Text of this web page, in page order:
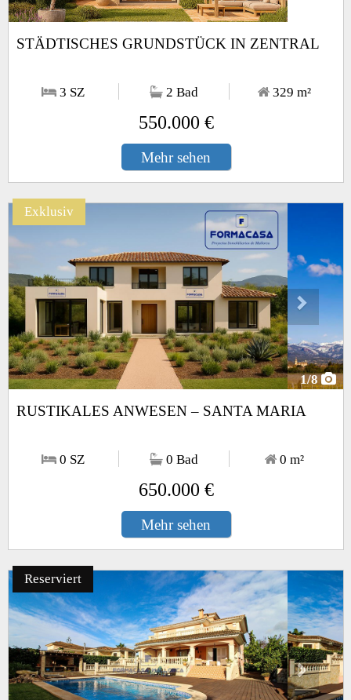
STÄDTISCHES GRUNDSTÜCK IN ZENTRAL
3 SZ 2 Bad 329m²
550.000 €
Mehr sehen
Exklusiv
1/8
RUSTIKALES ANWESEN – SANTA MARIA
0 SZ 0 Bad 0m²
650.000 €
Mehr sehen
Reserviert